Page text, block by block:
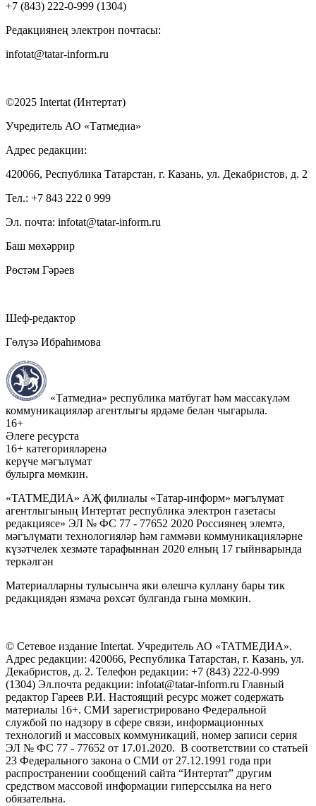
+7 (843) 222-0-999 (1304)
Редакциянең электрон почтасы:
infotat@tatar-inform.ru
©2025 Intertat (Интертат)
Учредитель АО «Татмедиа»
Адрес редакции:
420066, Республика Татарстан, г. Казань, ул. Декабристов, д. 2
Тел.: +7 843 222 0 999
Эл. почта: infotat@tatar-inform.ru
Баш мөхәррир
Рөстәм Гәрәев
Шеф-редактор
Гөлүзә Ибраһимова
«Татмедиа» республика матбугат һәм массакүләм
коммуникацияләр агентлыгы ярдәме белән чыгарыла.
16+
Әлеге ресурста
16+ категорияләренә
керүче мәгълүмат
булырга мөмкин.
«ТАТМЕДИА» АҖ филиалы «Татар-информ» мәгълүмат
агентлыгының Интертат республика электрон газетасы
редакциясе» ЭЛ № ФС 77 - 77652 2020 Россиянең элемтә,
мәгълүмати технологияләр һәм гаммәви коммуникацияләрне
күзәтчелек хезмәте тарафыннан 2020 елның 17 гыйнварында
теркәлгән
Материалларны тулысынча яки өлешчә куллану бары тик
редакциядән язмача рөхсәт булганда гына мөмкин.
© Сетевое издание Intertat. Учредитель АО «ТАТМЕДИА».
Адрес редакции: 420066, Республика Татарстан, г. Казань, ул.
Декабристов, д. 2. Телефон редакции: +7 (843) 222-0-999
(1304) Эл.почта редакции: infotat@tatar-inform.ru Главный
редактор Гареев Р.И. Настоящий ресурс может содержать
материалы 16+. СМИ зарегистрировано Федеральной
службой по надзору в сфере связи, информационных
технологий и массовых коммуникаций, номер записи серия
ЭЛ № ФС 77 - 77652 от 17.01.2020. В соответствии со статьей
23 Федерального закона о СМИ от 27.12.1991 года при
распространении сообщений сайта “Интертат” другим
средством массовой информации гиперссылка на него
обязательна.